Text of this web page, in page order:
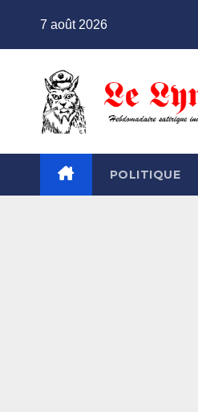
7 août 2026
POLITIQUE